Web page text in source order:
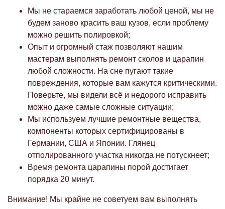
Мы не стараемся заработать любой ценой, мы не
будем заново красить ваш кузов, если проблему
можно решить полировкой;
Опыт и огромный стаж позволяют нашим
мастерам выполнять ремонт сколов и царапин
любой сложности. На сне пугают такие
повреждения, которые вам кажутся критическими.
Поверьте, мы видели всё и недорого исправить
можно даже самые сложные ситуации;
Мы используем лучшие ремонтные вещества,
компоненты которых сертифицированы в
Германии, США и Японии. Глянец
отполированного участка никогда не потускнеет;
Время ремонта царапины порой достигает
порядка 20 минут.
Внимание! Мы крайне не советуем вам выполнять